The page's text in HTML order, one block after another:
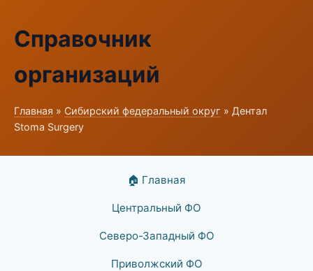
Справочник
организаций
Главная » Сибирский федеральный округ » Дентал
Stoma Surgery
🏠 Главная
Центральный ФО
Северо-Западный ФО
Приволжский ФО